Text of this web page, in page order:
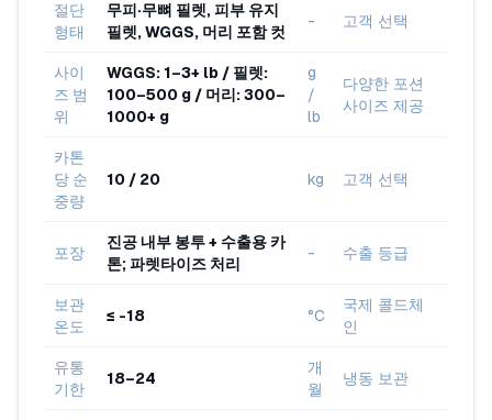
절단
형태
무피·무뼈 필렛, 피부 유지
필렛, WGGS, 머리 포함 컷
- 고객 선택
사이
즈 범
위
WGGS: 1–3+ lb / 필렛:
100–500 g / 머리: 300–
1000+ g
g
/
lb
다양한 포션
사이즈 제공
카톤
당 순
중량
10 / 20 kg 고객 선택
포장
진공 내부 봉투 + 수출용 카
톤; 파렛타이즈 처리
- 수출 등급
보관
온도
≤ -18 °C
국제 콜드체
인
유통
기한
18–24
개
월
냉동 보관